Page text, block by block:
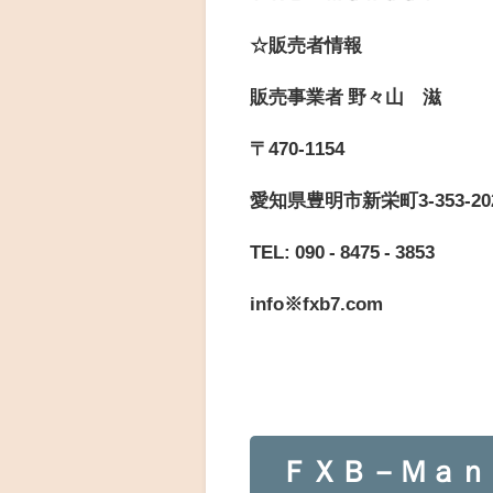
☆販売者情報
販売事業者 野々山 滋
〒470-1154
愛知県豊明市新栄町3-353-
TEL: 090 - 8475 - 3853
info※fxb7.com
ＦＸＢ－Ｍａ